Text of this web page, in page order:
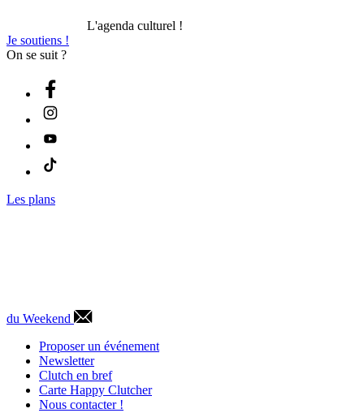
L'agenda culturel !
Je soutiens !
On se suit ?
Les plans
du Weekend
Proposer un événement
Newsletter
Clutch en bref
Carte Happy Clutcher
Nous contacter !